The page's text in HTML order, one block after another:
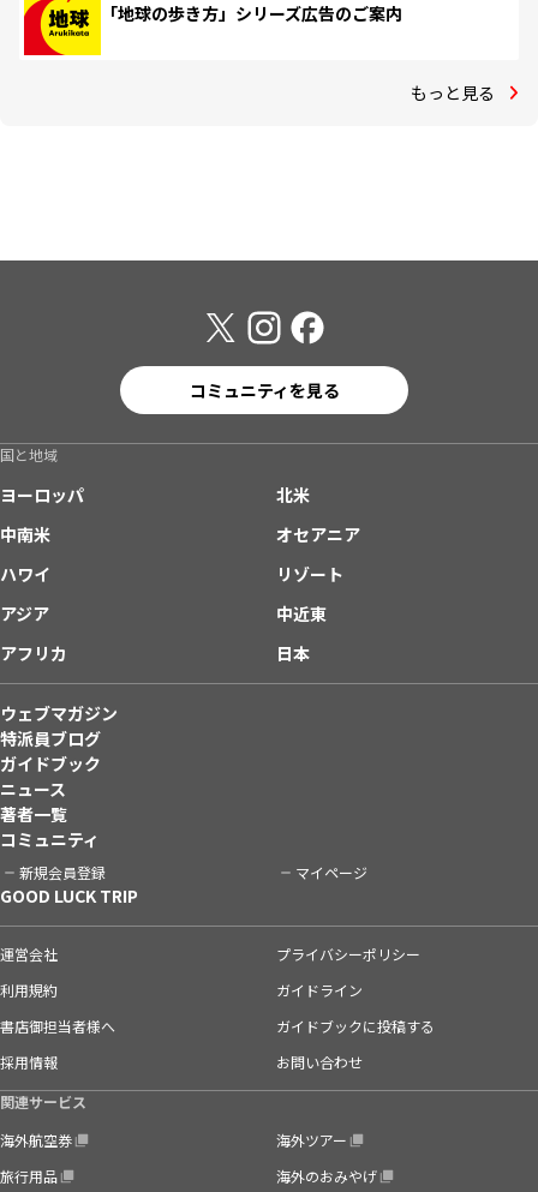
「地球の歩き方」シリーズ広告のご案内
もっと見る
コミュニティを見る
国と地域
ヨーロッパ
北米
中南米
オセアニア
ハワイ
リゾート
アジア
中近東
アフリカ
日本
ウェブマガジン
特派員ブログ
ガイドブック
ニュース
著者一覧
コミュニティ
新規会員登録 マイページ
GOOD LUCK TRIP
運営会社
プライバシーポリシー
利用規約
ガイドライン
書店御担当者様へ
ガイドブックに投稿する
採用情報
お問い合わせ
関連サービス
海外航空券
海外ツアー
旅行用品
海外のおみやげ